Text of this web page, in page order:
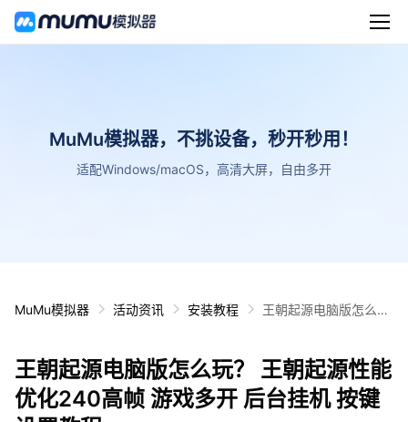
MuMu模拟器，不挑设备，秒开秒用！
适配Windows/macOS，高清大屏，自由多开
MuMu模拟器 活动资讯 安装教程
王朝起源电脑版怎么
台挂机 按键设置教程
王朝起源电脑版怎么玩？ 王朝起源性能
优化240高帧 游戏多开 后台挂机 按键